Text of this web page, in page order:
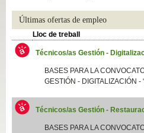
Últimas ofertas de empleo
Lloc de treball
Técnicos/as Gestión -
BASES PARA LA
GESTIÓN - DIGITALIZACIÓN
Técnicos/as Gestión -
BASES PARA LA